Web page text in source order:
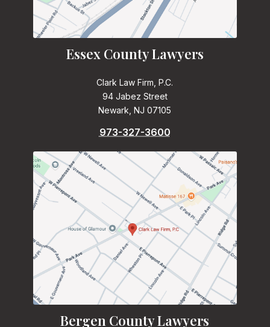
Essex County Lawyers
Clark Law Firm, P.C.
94 Jabez Street
Newark, NJ 07105
973-327-3600
Bergen County Lawyers